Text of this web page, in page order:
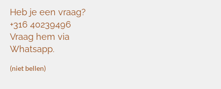
Heb je een vraag?
+316 40239496
Vraag hem via
Whatsapp.
(niet bellen)